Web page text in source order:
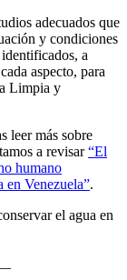
adecuados que
y condiciones
a
aspecto, para
Limpia y
leer más sobre
a revisar“El
humano
en Venezuela”.
el agua en